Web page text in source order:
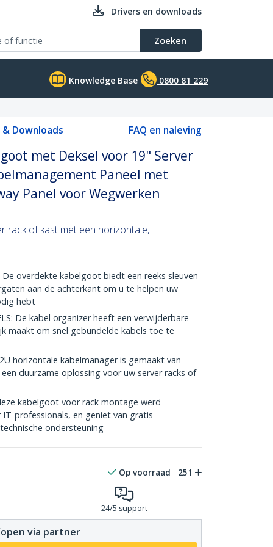
Drivers en downloads
Zoeken
Knowledge Base 0800 81 229
& Downloads FAQ en naleving
met Deksel voor 19" Server
Paneel met
Panel voor Wegwerken
rack of kast met een horizontale,
De overdekte kabelgoot biedt een reeks sleuven
aan de achterkant om u te helpen uw
hebt
De kabel organizer heeft een verwijderbare
maakt om snel gebundelde kabels toe te
2U horizontale kabelmanager is gemaakt van
duurzame oplossing voor uw server racks of
kabelgoot voor rack montage werd
professionals, en geniet van gratis
ondersteuning
Op voorraad 251
24/5 support
via partner